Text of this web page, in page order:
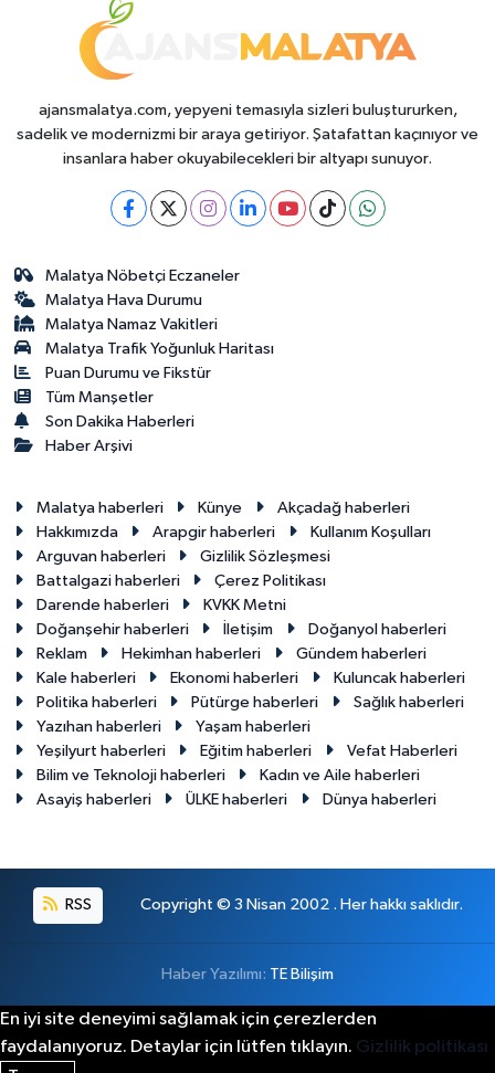
ajansmalatya.com, yepyeni temasıyla sizleri buluştururken,
sadelik ve modernizmi bir araya getiriyor. Şatafattan kaçınıyor ve
insanlara haber okuyabilecekleri bir altyapı sunuyor.
Malatya Nöbetçi Eczaneler
Malatya Hava Durumu
Malatya Namaz Vakitleri
Malatya Trafik Yoğunluk Haritası
Puan Durumu ve Fikstür
Tüm Manşetler
Son Dakika Haberleri
Haber Arşivi
Malatya haberleri Künye
Akçadağ haberleri
Hakkımızda
Arapgir haberleri
Kullanım Koşulları
Arguvan haberleri
Gizlilik Sözleşmesi
Battalgazi haberleri
Çerez Politikası
Darende haberleri
KVKK Metni
Doğanşehir haberleri
İletişim
Doğanyol haberleri
Reklam
Hekimhan haberleri
Gündem haberleri
Kale haberleri
Ekonomi haberleri
Kuluncak haberleri
Politika haberleri
Pütürge haberleri
Sağlık haberleri
Yazıhan haberleri
Yaşam haberleri
Yeşilyurt haberleri
Eğitim haberleri
Vefat Haberleri
Bilim ve Teknoloji haberleri
Kadın ve Aile haberleri
Asayiş haberleri
ÜLKE haberleri Dünya haberleri
RSS Copyright © 3 Nisan 2002 . Her hakkı saklıdır.
Haber Yazılımı: TE Bilişim
En iyi site deneyimi sağlamak için çerezlerden
faydalanıyoruz. Detaylar için lütfen tıklayın. Gizlilik politikası